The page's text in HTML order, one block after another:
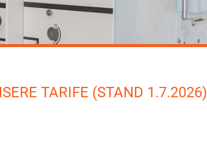
TARIFE (STAND 1.7.2026)